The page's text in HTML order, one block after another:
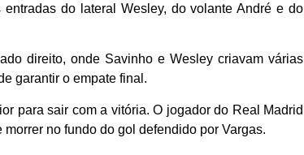
do lateral Wesley, do volante André e do
direito, onde Savinho e Wesley criavam várias
garantir o empate final.
para sair com a vitória. O jogador do Real Madrid
no fundo do gol defendido por Vargas.